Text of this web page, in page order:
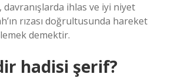
ihlas ve iyi niyet
rızası doğrultusunda hareket
demektir.
hadisi şerif?